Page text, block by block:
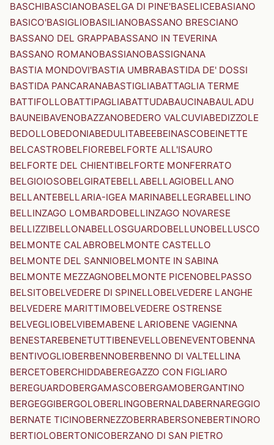
BASCHIBASCIANOBASELGA DI PINE'BASELICEBASIANO
BASICO'BASIGLIOBASILIANOBASSANO BRESCIANO
BASSANO DEL GRAPPABASSANO IN TEVERINA
BASSANO ROMANOBASSIANOBASSIGNANA
BASTIA MONDOVI'BASTIA UMBRABASTIDA DE' DOSSI
BASTIDA PANCARANABASTIGLIABATTAGLIA TERME
BATTIFOLLOBATTIPAGLIABATTUDABAUCINABAULADU
BAUNEIBAVENOBAZZANOBEDERO VALCUVIABEDIZZOLE
BEDOLLOBEDONIABEDULITABEEBEINASCOBEINETTE
BELCASTROBELFIOREBELFORTE ALL'ISAURO
BELFORTE DEL CHIENTIBELFORTE MONFERRATO
BELGIOIOSOBELGIRATEBELLABELLAGIOBELLANO
BELLANTEBELLARIA-IGEA MARINABELLEGRABELLINO
BELLINZAGO LOMBARDOBELLINZAGO NOVARESE
BELLIZZIBELLONABELLOSGUARDOBELLUNOBELLUSCO
BELMONTE CALABROBELMONTE CASTELLO
BELMONTE DEL SANNIOBELMONTE IN SABINA
BELMONTE MEZZAGNOBELMONTE PICENOBELPASSO
BELSITOBELVEDERE DI SPINELLOBELVEDERE LANGHE
BELVEDERE MARITTIMOBELVEDERE OSTRENSE
BELVEGLIOBELVIBEMABENE LARIOBENE VAGIENNA
BENESTAREBENETUTTIBENEVELLOBENEVENTOBENNA
BENTIVOGLIOBERBENNOBERBENNO DI VALTELLINA
BERCETOBERCHIDDABEREGAZZO CON FIGLIARO
BEREGUARDOBERGAMASCOBERGAMOBERGANTINO
BERGEGGIBERGOLOBERLINGOBERNALDABERNAREGGIO
BERNATE TICINOBERNEZZOBERRABERSONEBERTINORO
BERTIOLOBERTONICOBERZANO DI SAN PIETRO